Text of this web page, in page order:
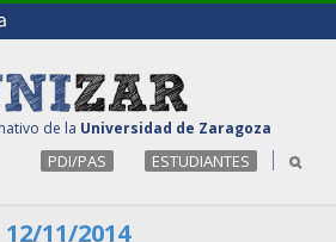
de la Universidad de Zaragoza
PDI/PAS ESTUDIANTES
12/11/2014